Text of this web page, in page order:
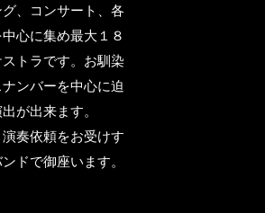
、コンサート、各
心に集め最大１８
トラです。お馴染
ンバーを中心に迫
が出来ます。
奏依頼をお受けす
ドで御座います。